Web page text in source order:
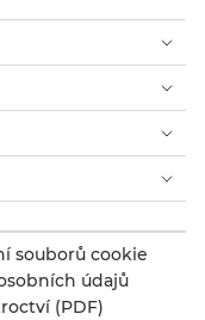
souborů cookie
údajů
(PDF)